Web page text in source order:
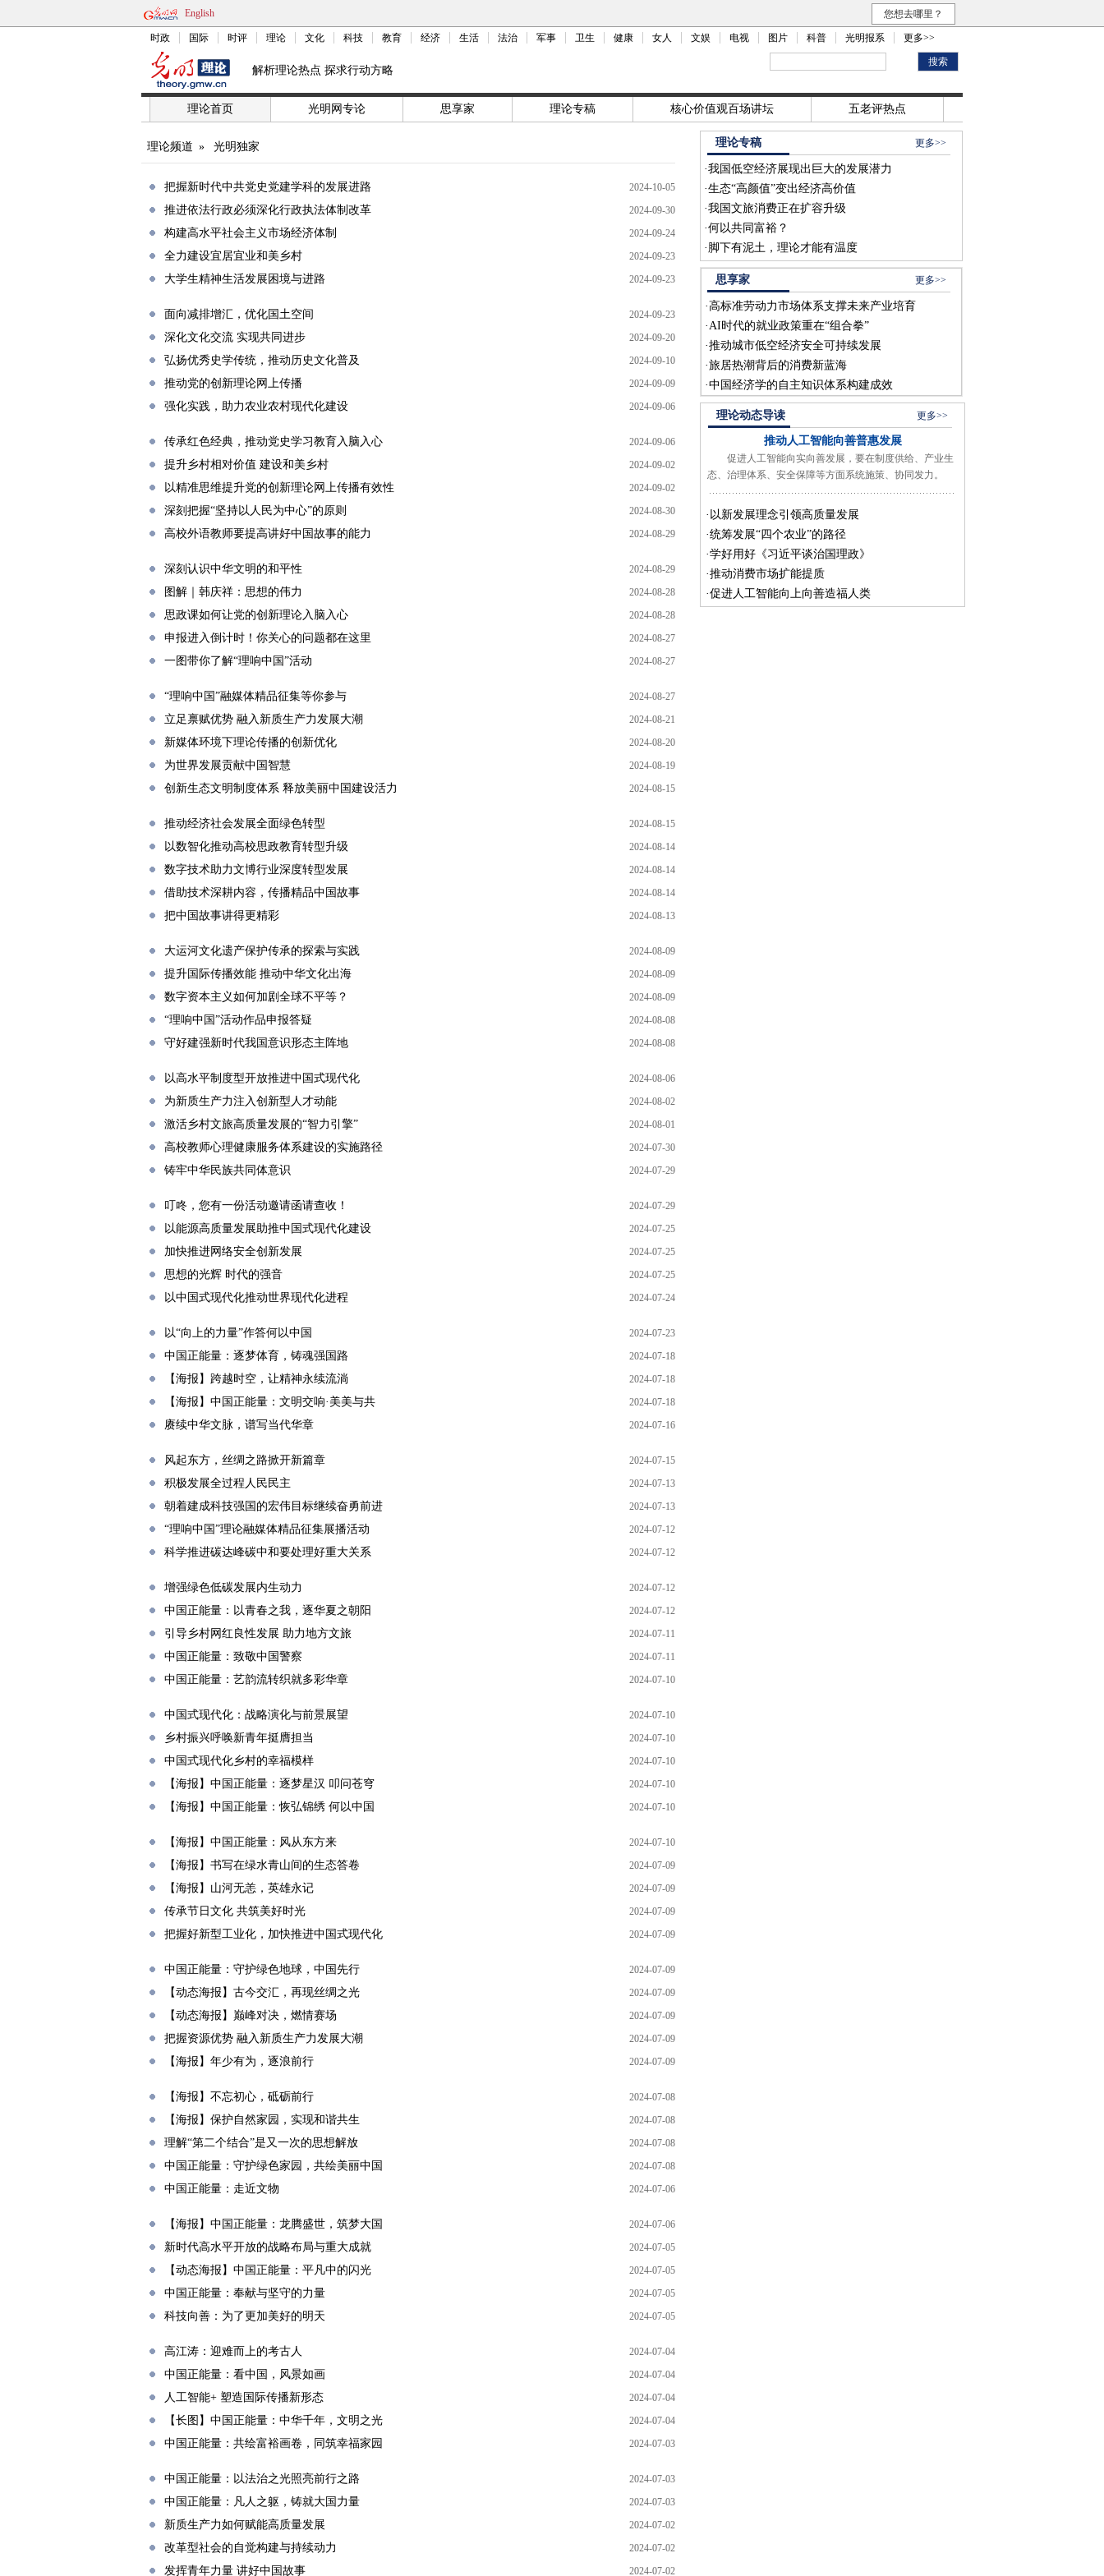
English 您想去哪里？
时政 国际 时评 理论 文化 科技 教育 经济 生活 法治 军事 卫生 健康 女人 文娱 电视 图片 科普 光明报系 更多>>
解析理论热点 探求行动方略
理论首页 光明网专论 思享家 理论专稿 核心价值观百场讲坛 五老评热点
理论频道 » 光明独家
把握新时代中共党史党建学科的发展进路 2024-10-05
推进依法行政必须深化行政执法体制改革 2024-09-30
构建高水平社会主义市场经济体制 2024-09-24
全力建设宜居宜业和美乡村 2024-09-23
大学生精神生活发展困境与进路 2024-09-23
面向减排增汇，优化国土空间 2024-09-23
深化文化交流 实现共同进步 2024-09-20
弘扬优秀史学传统，推动历史文化普及 2024-09-10
推动党的创新理论网上传播 2024-09-09
强化实践，助力农业农村现代化建设 2024-09-06
传承红色经典，推动党史学习教育入脑入心 2024-09-06
提升乡村相对价值 建设和美乡村 2024-09-02
以精准思维提升党的创新理论网上传播有效性 2024-09-02
深刻把握“坚持以人民为中心”的原则 2024-08-30
高校外语教师要提高讲好中国故事的能力 2024-08-29
深刻认识中华文明的和平性 2024-08-29
图解｜韩庆祥：思想的伟力 2024-08-28
思政课如何让党的创新理论入脑入心 2024-08-28
申报进入倒计时！你关心的问题都在这里 2024-08-27
一图带你了解“理响中国”活动 2024-08-27
“理响中国”融媒体精品征集等你参与 2024-08-27
立足禀赋优势 融入新质生产力发展大潮 2024-08-21
新媒体环境下理论传播的创新优化 2024-08-20
为世界发展贡献中国智慧 2024-08-19
创新生态文明制度体系 释放美丽中国建设活力 2024-08-15
推动经济社会发展全面绿色转型 2024-08-15
以数智化推动高校思政教育转型升级 2024-08-14
数字技术助力文博行业深度转型发展 2024-08-14
借助技术深耕内容，传播精品中国故事 2024-08-14
把中国故事讲得更精彩 2024-08-13
大运河文化遗产保护传承的探索与实践 2024-08-09
提升国际传播效能 推动中华文化出海 2024-08-09
数字资本主义如何加剧全球不平等？ 2024-08-09
“理响中国”活动作品申报答疑 2024-08-08
守好建强新时代我国意识形态主阵地 2024-08-08
以高水平制度型开放推进中国式现代化 2024-08-06
为新质生产力注入创新型人才动能 2024-08-02
激活乡村文旅高质量发展的“智力引擎” 2024-08-01
高校教师心理健康服务体系建设的实施路径 2024-07-30
铸牢中华民族共同体意识 2024-07-29
叮咚，您有一份活动邀请函请查收！ 2024-07-29
以能源高质量发展助推中国式现代化建设 2024-07-25
加快推进网络安全创新发展 2024-07-25
思想的光辉 时代的强音 2024-07-25
以中国式现代化推动世界现代化进程 2024-07-24
以“向上的力量”作答何以中国 2024-07-23
中国正能量：逐梦体育，铸魂强国路 2024-07-18
【海报】跨越时空，让精神永续流淌 2024-07-18
【海报】中国正能量：文明交响·美美与共 2024-07-18
赓续中华文脉，谱写当代华章 2024-07-16
风起东方，丝绸之路掀开新篇章 2024-07-15
积极发展全过程人民民主 2024-07-13
朝着建成科技强国的宏伟目标继续奋勇前进 2024-07-13
“理响中国”理论融媒体精品征集展播活动 2024-07-12
科学推进碳达峰碳中和要处理好重大关系 2024-07-12
增强绿色低碳发展内生动力 2024-07-12
中国正能量：以青春之我，逐华夏之朝阳 2024-07-12
引导乡村网红良性发展 助力地方文旅 2024-07-11
中国正能量：致敬中国警察 2024-07-11
中国正能量：艺韵流转织就多彩华章 2024-07-10
中国式现代化：战略演化与前景展望 2024-07-10
乡村振兴呼唤新青年挺膺担当 2024-07-10
中国式现代化乡村的幸福模样 2024-07-10
【海报】中国正能量：逐梦星汉 叩问苍穹 2024-07-10
【海报】中国正能量：恢弘锦绣 何以中国 2024-07-10
【海报】中国正能量：风从东方来 2024-07-10
【海报】书写在绿水青山间的生态答卷 2024-07-09
【海报】山河无恙，英雄永记 2024-07-09
传承节日文化 共筑美好时光 2024-07-09
把握好新型工业化，加快推进中国式现代化 2024-07-09
中国正能量：守护绿色地球，中国先行 2024-07-09
【动态海报】古今交汇，再现丝绸之光 2024-07-09
【动态海报】巅峰对决，燃情赛场 2024-07-09
把握资源优势 融入新质生产力发展大潮 2024-07-09
【海报】年少有为，逐浪前行 2024-07-09
【海报】不忘初心，砥砺前行 2024-07-08
【海报】保护自然家园，实现和谐共生 2024-07-08
理解“第二个结合”是又一次的思想解放 2024-07-08
中国正能量：守护绿色家园，共绘美丽中国 2024-07-08
中国正能量：走近文物 2024-07-06
【海报】中国正能量：龙腾盛世，筑梦大国 2024-07-06
新时代高水平开放的战略布局与重大成就 2024-07-05
【动态海报】中国正能量：平凡中的闪光 2024-07-05
中国正能量：奉献与坚守的力量 2024-07-05
科技向善：为了更加美好的明天 2024-07-05
高江涛：迎难而上的考古人 2024-07-04
中国正能量：看中国，风景如画 2024-07-04
人工智能+ 塑造国际传播新形态 2024-07-04
【长图】中国正能量：中华千年，文明之光 2024-07-04
中国正能量：共绘富裕画卷，同筑幸福家园 2024-07-03
中国正能量：以法治之光照亮前行之路 2024-07-03
中国正能量：凡人之躯，铸就大国力量 2024-07-03
新质生产力如何赋能高质量发展 2024-07-02
改革型社会的自觉构建与持续动力 2024-07-02
发挥青年力量 讲好中国故事 2024-07-02
理论专稿 更多>>
·我国低空经济展现出巨大的发展潜力
·生态“高颜值”变出经济高价值
·我国文旅消费正在扩容升级
·何以共同富裕？
· 脚下有泥土，理论才能有温度
思享家 更多>>
·高标准劳动力市场体系支撑未来产业培育
·AI时代的就业政策重在“组合拳”
·推动城市低空经济安全可持续发展
·旅居热潮背后的消费新蓝海
·中国经济学的自主知识体系构建成效
理论动态导读 更多>>
推动人工智能向善普惠发展
促进人工智能向实向善发展，要在制度供给、产业生
态、治理体系、安全保障等方面系统施策、协同发力。
· 以新发展理念引领高质量发展
·统筹发展“四个农业”的路径
·学好用好《习近平谈治国理政》
·推动消费市场扩能提质
·促进人工智能向上向善造福人类